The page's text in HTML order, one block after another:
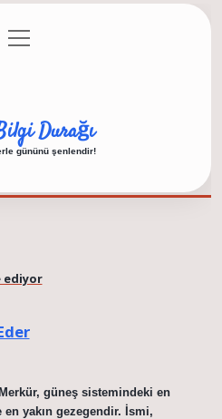
Politikası
menüyü
aç
Durağı
gününü şenlendir!
ediyor
güneş sistemindeki en
en yakın gezegendir. İsmi,